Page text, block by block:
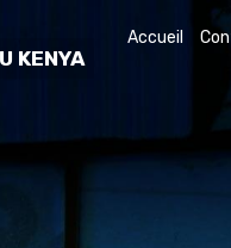
KENYA
Accueil